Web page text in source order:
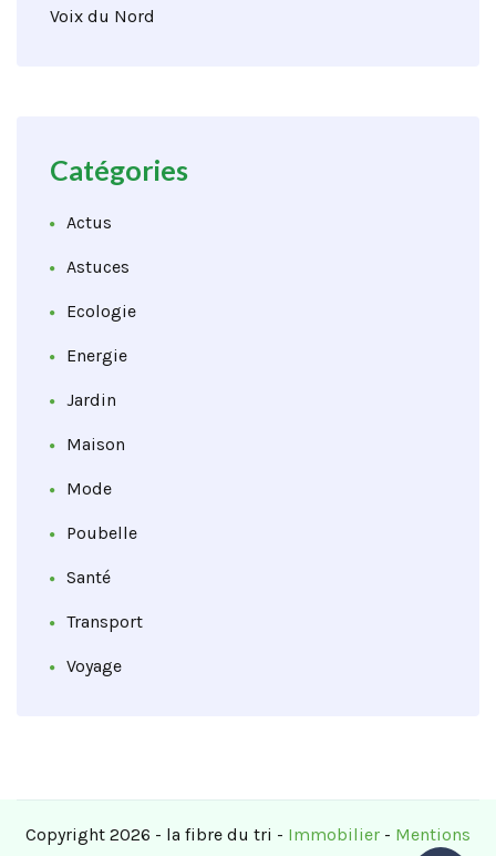
Voix du Nord
Catégories
Actus
Astuces
Ecologie
Energie
Jardin
Maison
Mode
Poubelle
Santé
Transport
Voyage
Copyright 2026 - la fibre du tri - Immobilier - Mentions